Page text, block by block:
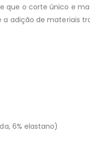
o corte único e
adição de materiais
6% elastano)